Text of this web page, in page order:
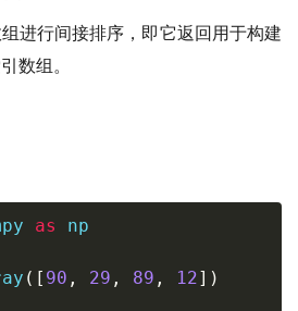
进行间接排序，即它返回用于构建
数组。
as np
( [ 90 , 29 , 89 , 12] )